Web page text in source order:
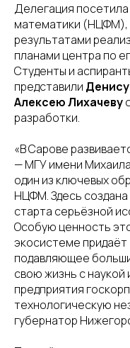
Делегация
математики (НЦФМ),
результатами
планами центра по
Студенты и
представили
Алексею Лихачеву
разработки.
«В Сарове
— МГУ имени
один из ключевых
НЦФМ. Здесь
старта серьёзной
Особую ценность
экосистеме
подавляющее
свою жизнь с наукой
предприятия
технологическую
губернатор